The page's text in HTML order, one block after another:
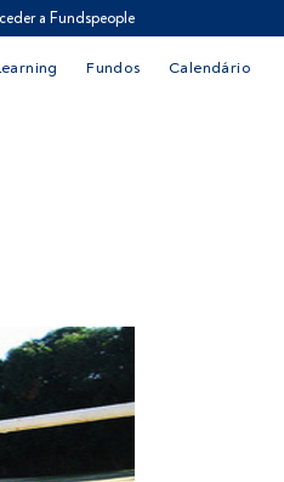
a Fundspeople
Fundos Calendário